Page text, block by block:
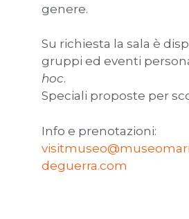
genere.
Su richiesta la sala è
gruppi ed eventi
hoc.
Speciali proposte per
Info e prenotazioni:
deguerra.com